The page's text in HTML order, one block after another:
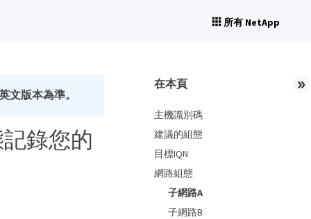
所有 NetApp
文版本為準。
記錄您的
在本頁
主機識別碼
建議的組態
目標IQN
網路組態
子網路A
子網路B